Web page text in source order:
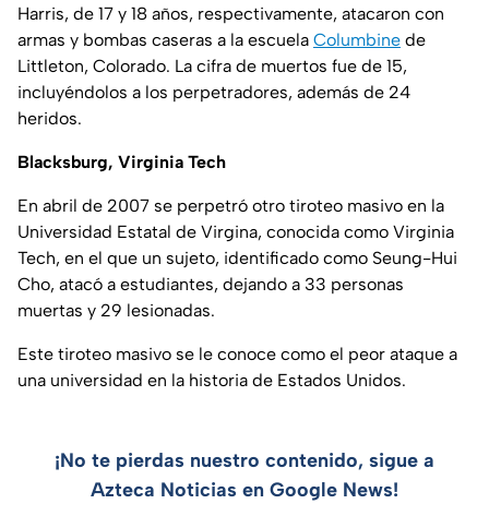
Harris, de 17 y 18 años, respectivamente, atacaron con
armas y bombas caseras a la escuela Columbine de
Littleton, Colorado. La cifra de muertos fue de 15,
incluyéndolos a los perpetradores, además de 24
heridos.
Blacksburg, Virginia Tech
En abril de 2007 se perpetró otro tiroteo masivo en la
Universidad Estatal de Virgina, conocida como Virginia
Tech, en el que un sujeto, identificado como Seung-Hui
Cho, atacó a estudiantes, dejando a 33 personas
muertas y 29 lesionadas.
Este tiroteo masivo se le conoce como el peor ataque a
una universidad en la historia de Estados Unidos.
¡No te pierdas nuestro contenido, sigue a
Azteca Noticias en Google News!